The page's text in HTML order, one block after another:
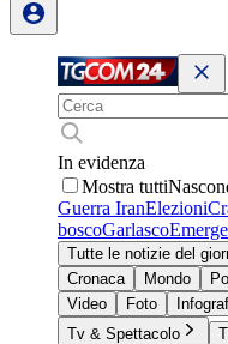
In evidenza
Mostra tutti
Guerra IranElezioni
boscoGarlasco
Tutte le notizie del
Cronaca
Mondo
Video
Foto
Tv & Spettacolo